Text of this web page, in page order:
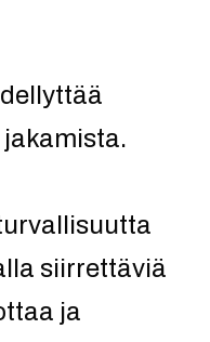
siirrettäviä
ja